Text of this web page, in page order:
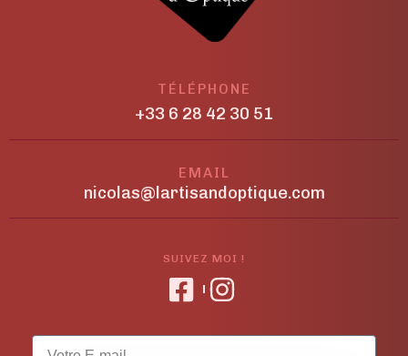
TÉLÉPHONE
+33 6 28 42 30 51
EMAIL
nicolas@lartisandoptique.com
SUIVEZ MOI !